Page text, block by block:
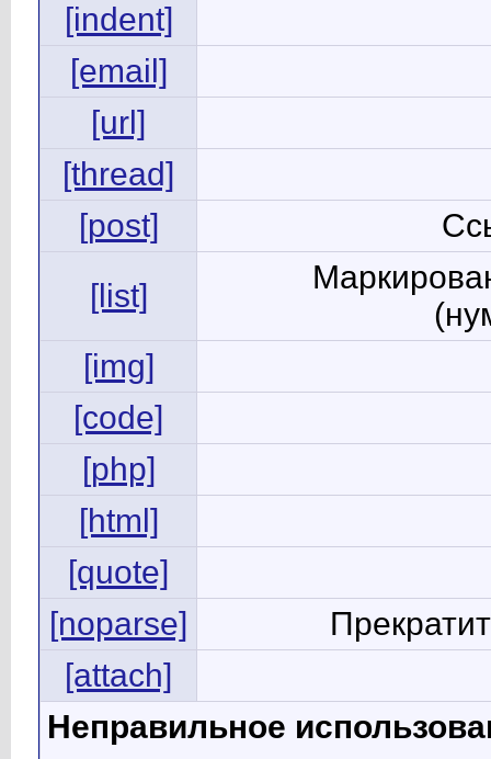
[indent]
[email]
[url]
[thread]
[post]
[list]
[img]
[code]
[php]
[html]
[quote]
[noparse]
[attach]
Неправильное